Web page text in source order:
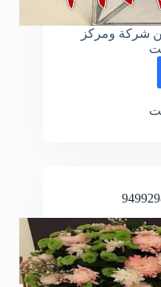
شركة ومركز